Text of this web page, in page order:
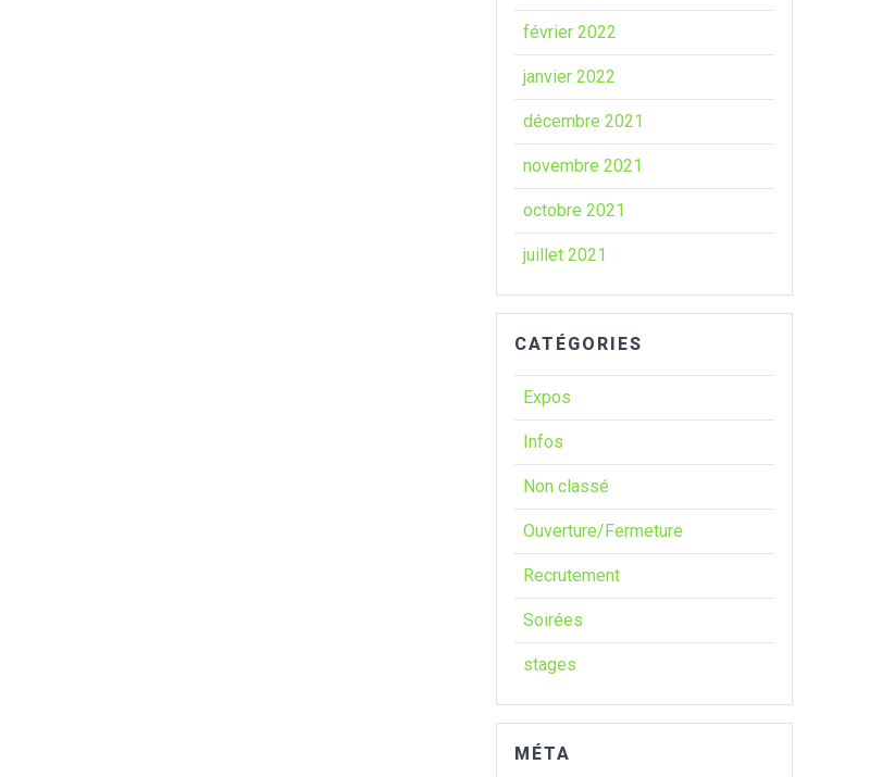
février 2022
janvier 2022
décembre 2021
novembre 2021
octobre 2021
juillet 2021
CATÉGORIES
Expos
Infos
Non classé
Ouverture/Fermeture
Recrutement
Soirées
stages
MÉTA